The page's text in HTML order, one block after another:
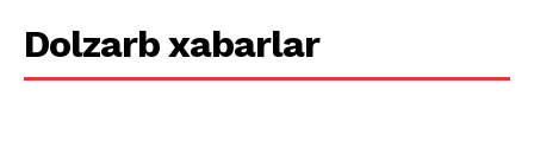
Dolzarb xabarlar